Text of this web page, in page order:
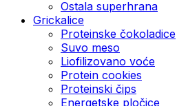
Ostala superhrana
Grickalice
Proteinske čokoladice
Suvo meso
Liofilizovano voće
Protein cookies
Proteinski čips
Energetske pločice